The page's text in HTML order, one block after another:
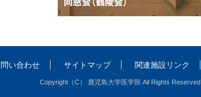
い合わせ サイトマップ 関連施設リンク
Copyright（C） 鹿児島大学医学部 All Rights Reserved.